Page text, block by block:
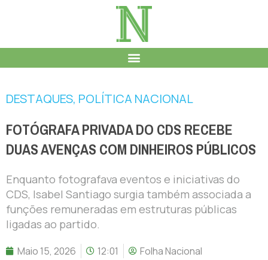
DESTAQUES, POLÍTICA NACIONAL
FOTÓGRAFA PRIVADA DO CDS RECEBE
DUAS AVENÇAS COM DINHEIROS PÚBLICOS
Enquanto fotografava eventos e iniciativas do
CDS, Isabel Santiago surgia também associada a
funções remuneradas em estruturas públicas
ligadas ao partido.
Maio 15, 2026 12:01 Folha Nacional